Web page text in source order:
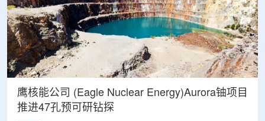
鹰核能公司 (Eagle Nuclear Energy)Aurora铀项目
推进47孔预可研钻探